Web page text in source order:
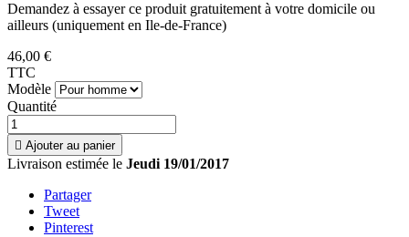
Demandez à essayer ce produit gratuitement à votre domicile ou
ailleurs (uniquement en Ile-de-France)
46,00 €
TTC
Modèle
Quantité
 Ajouter au panier
Livraison estimée le Jeudi 19/01/2017
Partager
Tweet
Pinterest